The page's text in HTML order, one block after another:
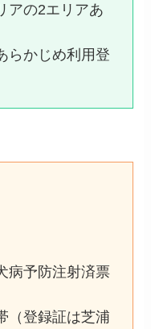
アの2エリアあ
らかじめ利用登
病予防注射済票
（登録証は芝浦